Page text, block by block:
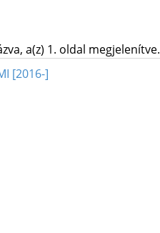
a(z) 1. oldal megjelenítve.
[2016-]